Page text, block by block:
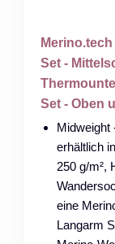
Set -
Set - Oben
Midweight
erhältlich
250 g/m²,
eine
Langarm